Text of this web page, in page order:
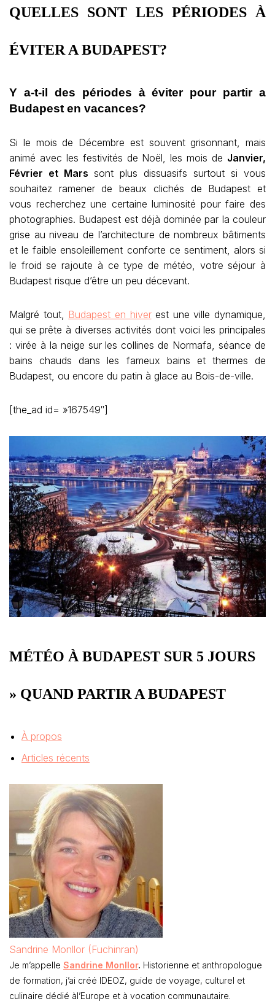
QUELLES SONT LES PÉRIODES À
ÉVITER A BUDAPEST?
Y a-t-il des périodes à éviter pour partir a
Budapest en vacances?
Si le mois de Décembre est souvent grisonnant, mais
animé avec les festivités de Noël, les mois de Janvier,
Février et Mars sont plus dissuasifs surtout si vous
souhaitez ramener de beaux clichés de Budapest et
vous recherchez une certaine luminosité pour faire des
photographies. Budapest est déjà dominée par la couleur
grise au niveau de l’architecture de nombreux bâtiments
et le faible ensoleillement conforte ce sentiment, alors si
le froid se rajoute à ce type de météo, votre séjour à
Budapest risque d’être un peu décevant.
Malgré tout, Budapest en hiverest une ville dynamique,
qui se prête à diverses activités dont voici les principales
: virée à la neige sur les collines de Normafa, séance de
bains chauds dans les fameux bains et thermes de
Budapest, ou encore du patin à glace au Bois-de-ville.
[the_ad id= »167549″]
MÉTÉO À BUDAPEST SUR 5 JOURS
» QUAND PARTIR A BUDAPEST
À propos
Articles récents
Sandrine Monllor (Fuchinran)
Je m’appelle Sandrine Monllor. Historienne et anthropologue
de formation, j’ai créé IDEOZ, guide de voyage, culturel et
culinaire dédié àl’Europe et à vocation communautaire.